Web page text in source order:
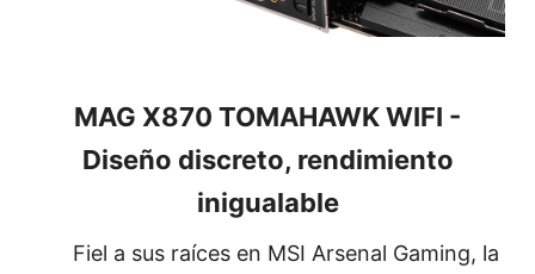
MAG X870 TOMAHAWK WIFI -
Diseño discreto, rendimiento
inigualable
Fiel a sus raíces en MSI Arsenal Gaming, la